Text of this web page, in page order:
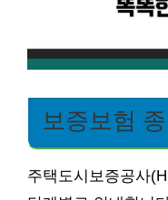
보증보험
주택도시보증공사